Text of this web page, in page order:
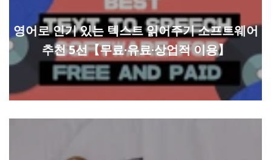
영어로 인기 있는 텍스트 읽어주기 소프트웨어
추천 5선【무료·유료·상업적 이용】